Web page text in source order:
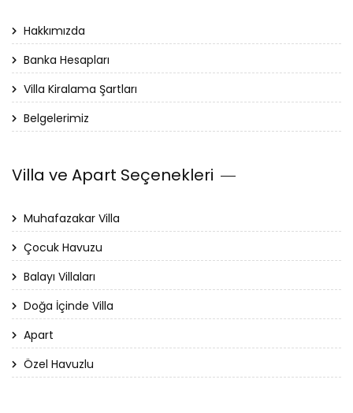
Hakkımızda
Banka Hesapları
Villa Kiralama Şartları
Belgelerimiz
Villa ve Apart Seçenekleri
Muhafazakar Villa
Çocuk Havuzu
Balayı Villaları
Doğa İçinde Villa
Apart
Özel Havuzlu